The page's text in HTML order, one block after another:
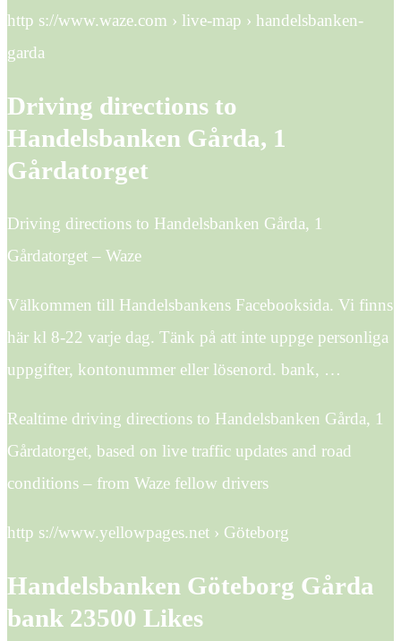
http s://www.waze.com › live-map › handelsbanken-
garda
Driving directions to
Handelsbanken Gårda, 1
Gårdatorget
Driving directions to Handelsbanken Gårda, 1
Gårdatorget – Waze
Välkommen till Handelsbankens Facebooksida. Vi finns
här kl 8-22 varje dag. Tänk på att inte uppge personliga
uppgifter, kontonummer eller lösenord. bank, …
Realtime driving directions to Handelsbanken Gårda, 1
Gårdatorget, based on live traffic updates and road
conditions – from Waze fellow drivers
http s://www.yellowpages.net › Göteborg
Handelsbanken Göteborg Gårda
bank 23500 Likes